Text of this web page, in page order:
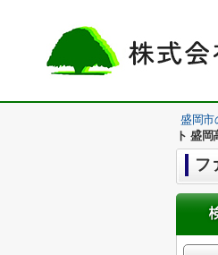
盛岡市
ト 盛
フ